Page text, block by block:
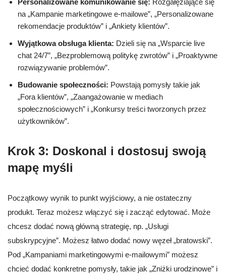
Personalizowane komunikowanie się: Rozgałęziające się
na „Kampanie marketingowe e-mailowe”, „Personalizowane
rekomendacje produktów” i „Ankiety klientów”.
Wyjątkowa obsługa klienta: Dzieli się na „Wsparcie live
chat 24/7”, „Bezproblemową politykę zwrotów” i „Proaktywne
rozwiązywanie problemów”.
Budowanie społeczności: Powstają pomysły takie jak
„Fora klientów”, „Zaangażowanie w mediach
społecznościowych” i „Konkursy treści tworzonych przez
użytkowników”.
Krok 3: Doskonal i dostosuj swoją
mapę myśli
Początkowy wynik to punkt wyjściowy, a nie ostateczny
produkt. Teraz możesz włączyć się i zacząć edytować. Może
chcesz dodać nową główną strategię, np. „Usługi
subskrypcyjne”. Możesz łatwo dodać nowy węzeł „bratowski”.
Pod „Kampaniami marketingowymi e-mailowymi” możesz
chcieć dodać konkretne pomysły, takie jak „Zniżki urodzinowe” i